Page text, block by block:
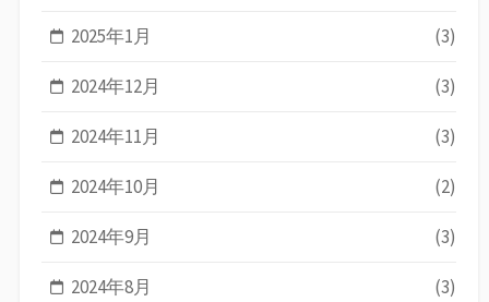
2025年1月 (3)
2024年12月 (3)
2024年11月 (3)
2024年10月 (2)
2024年9月 (3)
2024年8月 (3)